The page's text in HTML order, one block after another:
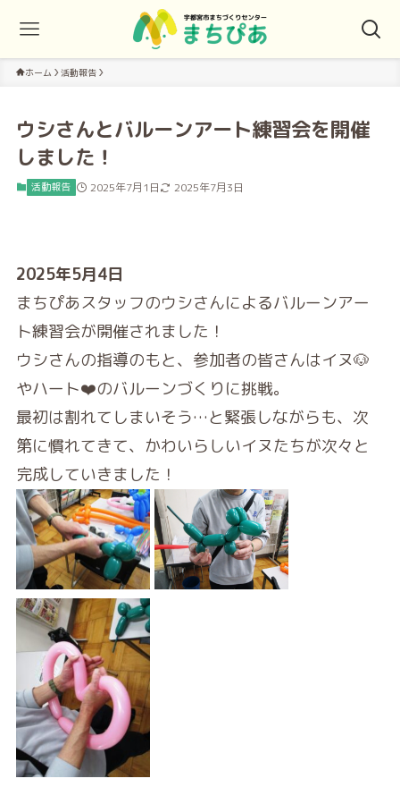
ホーム 活動報告
ウシさんとバルーンアート練習会を開催
しました！
活動報告 2025年7月1日 2025年7月3日
2025年5月4日
まちぴあスタッフのウシさんによるバルーンアー
ト練習会が開催されました！
ウシさんの指導のもと、参加者の皆さんはイヌ🐶
やハート❤️のバルーンづくりに挑戦。
最初は割れてしまいそう…と緊張しながらも、次
第に慣れてきて、かわいらしいイヌたちが次々と
完成していきました！